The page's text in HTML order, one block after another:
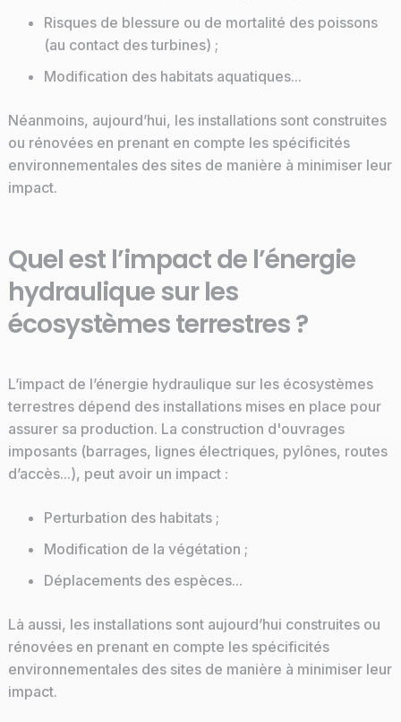
Risques de blessure ou de mortalité des poissons
(au contact des turbines) ;
Modification des habitats aquatiques...
Néanmoins, aujourd’hui, les installations sont construites
ou rénovées en prenant en compte les spécificités
environnementales des sites de manière à minimiser leur
impact.
Quel est l’impact de l’énergie
hydraulique sur les
écosystèmes terrestres ?
L’impact de l’énergie hydraulique sur les écosystèmes
terrestres dépend des installations mises en place pour
assurer sa production. La construction d'ouvrages
imposants (barrages, lignes électriques, pylônes, routes
d’accès...), peut avoir un impact :
Perturbation des habitats ;
Modification de la végétation ;
Déplacements des espèces...
Là aussi, les installations sont aujourd’hui construites ou
rénovées en prenant en compte les spécificités
environnementales des sites de manière à minimiser leur
impact.